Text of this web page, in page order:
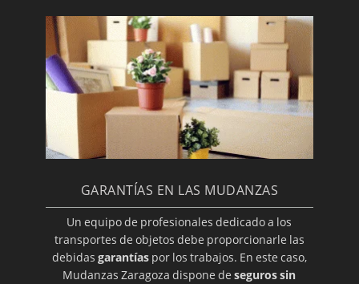
GARANTÍAS EN LAS MUDANZAS
Un equipo de profesionales dedicado a los
transportes de objetos debe proporcionarle las
debidas garantíaspor los trabajos. En este caso,
Mudanzas Zaragoza dispone deseguros sin